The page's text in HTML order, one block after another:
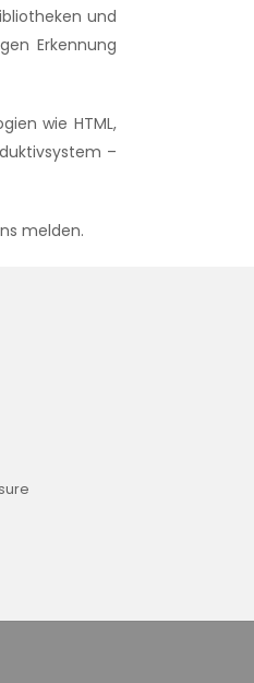
und
Erkennung
wie HTML,
–
melden.